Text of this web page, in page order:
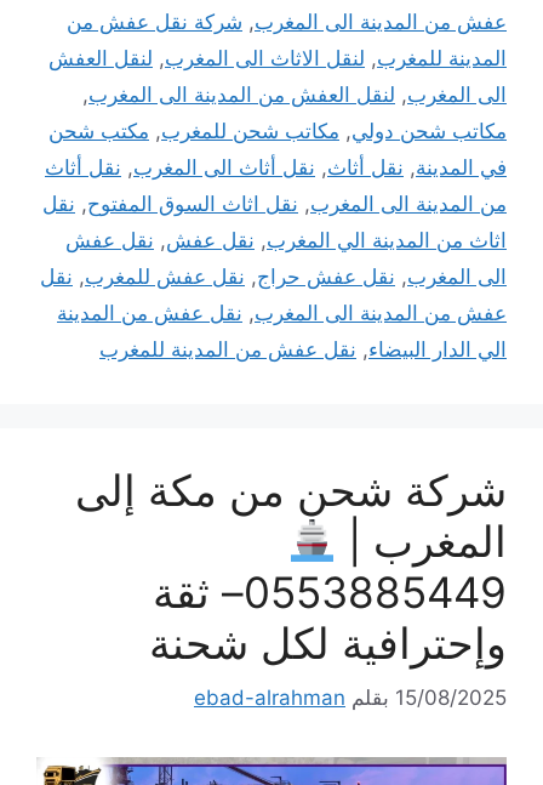
عفش من المدينة الى المغرب, شركة نقل عفش من
المدينة للمغرب, لنقل الاثاث الى المغرب, لنقل العفش
الى المغرب, لنقل العفش من المدينة الى المغرب,
مكاتب شحن دولي, مكاتب شحن للمغرب, مكتب شحن
في المدينة, نقل أثاث, نقل أثاث الى المغرب, نقل أثاث
من المدينة الى المغرب, نقل اثاث السوق المفتوح, نقل
اثاث من المدينة الي المغرب, نقل عفش, نقل عفش
الى المغرب, نقل عفش حراج, نقل عفش للمغرب, نقل
عفش من المدينة الى المغرب, نقل عفش من المدينة
الي الدار البيضاء, نقل عفش من المدينة للمغرب
شركة شحن من مكة إلى
المغرب |
0553885449– ثقة
وإحترافية لكل شحنة
15/08/2025 بقلم ebad-alrahman